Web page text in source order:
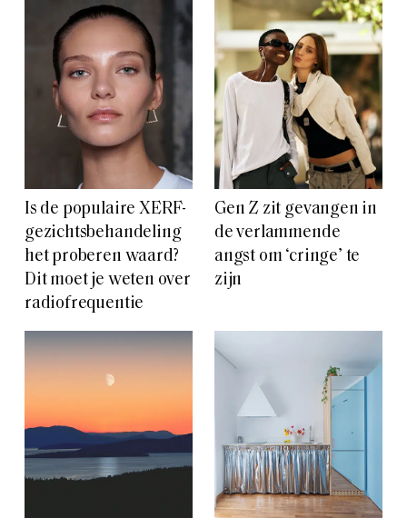
Is de populaire XERF-
gezichtsbehandeling
het proberen waard?
Dit moet je weten over
radiofrequentie
Gen Z zit gevangen in
de verlammende
angst om ‘cringe’ te
zijn